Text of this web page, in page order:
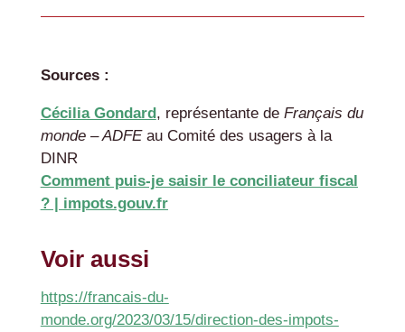
Sources :
Cécilia Gondard , représentante de Français du
monde – ADFEau Comité des usagers à la
DINR
Comment puis-je saisir le conciliateur fiscal
? | impots.gouv.fr
Voir aussi
https://francais-du-
monde.org/2023/03/15/direction-des-impots-